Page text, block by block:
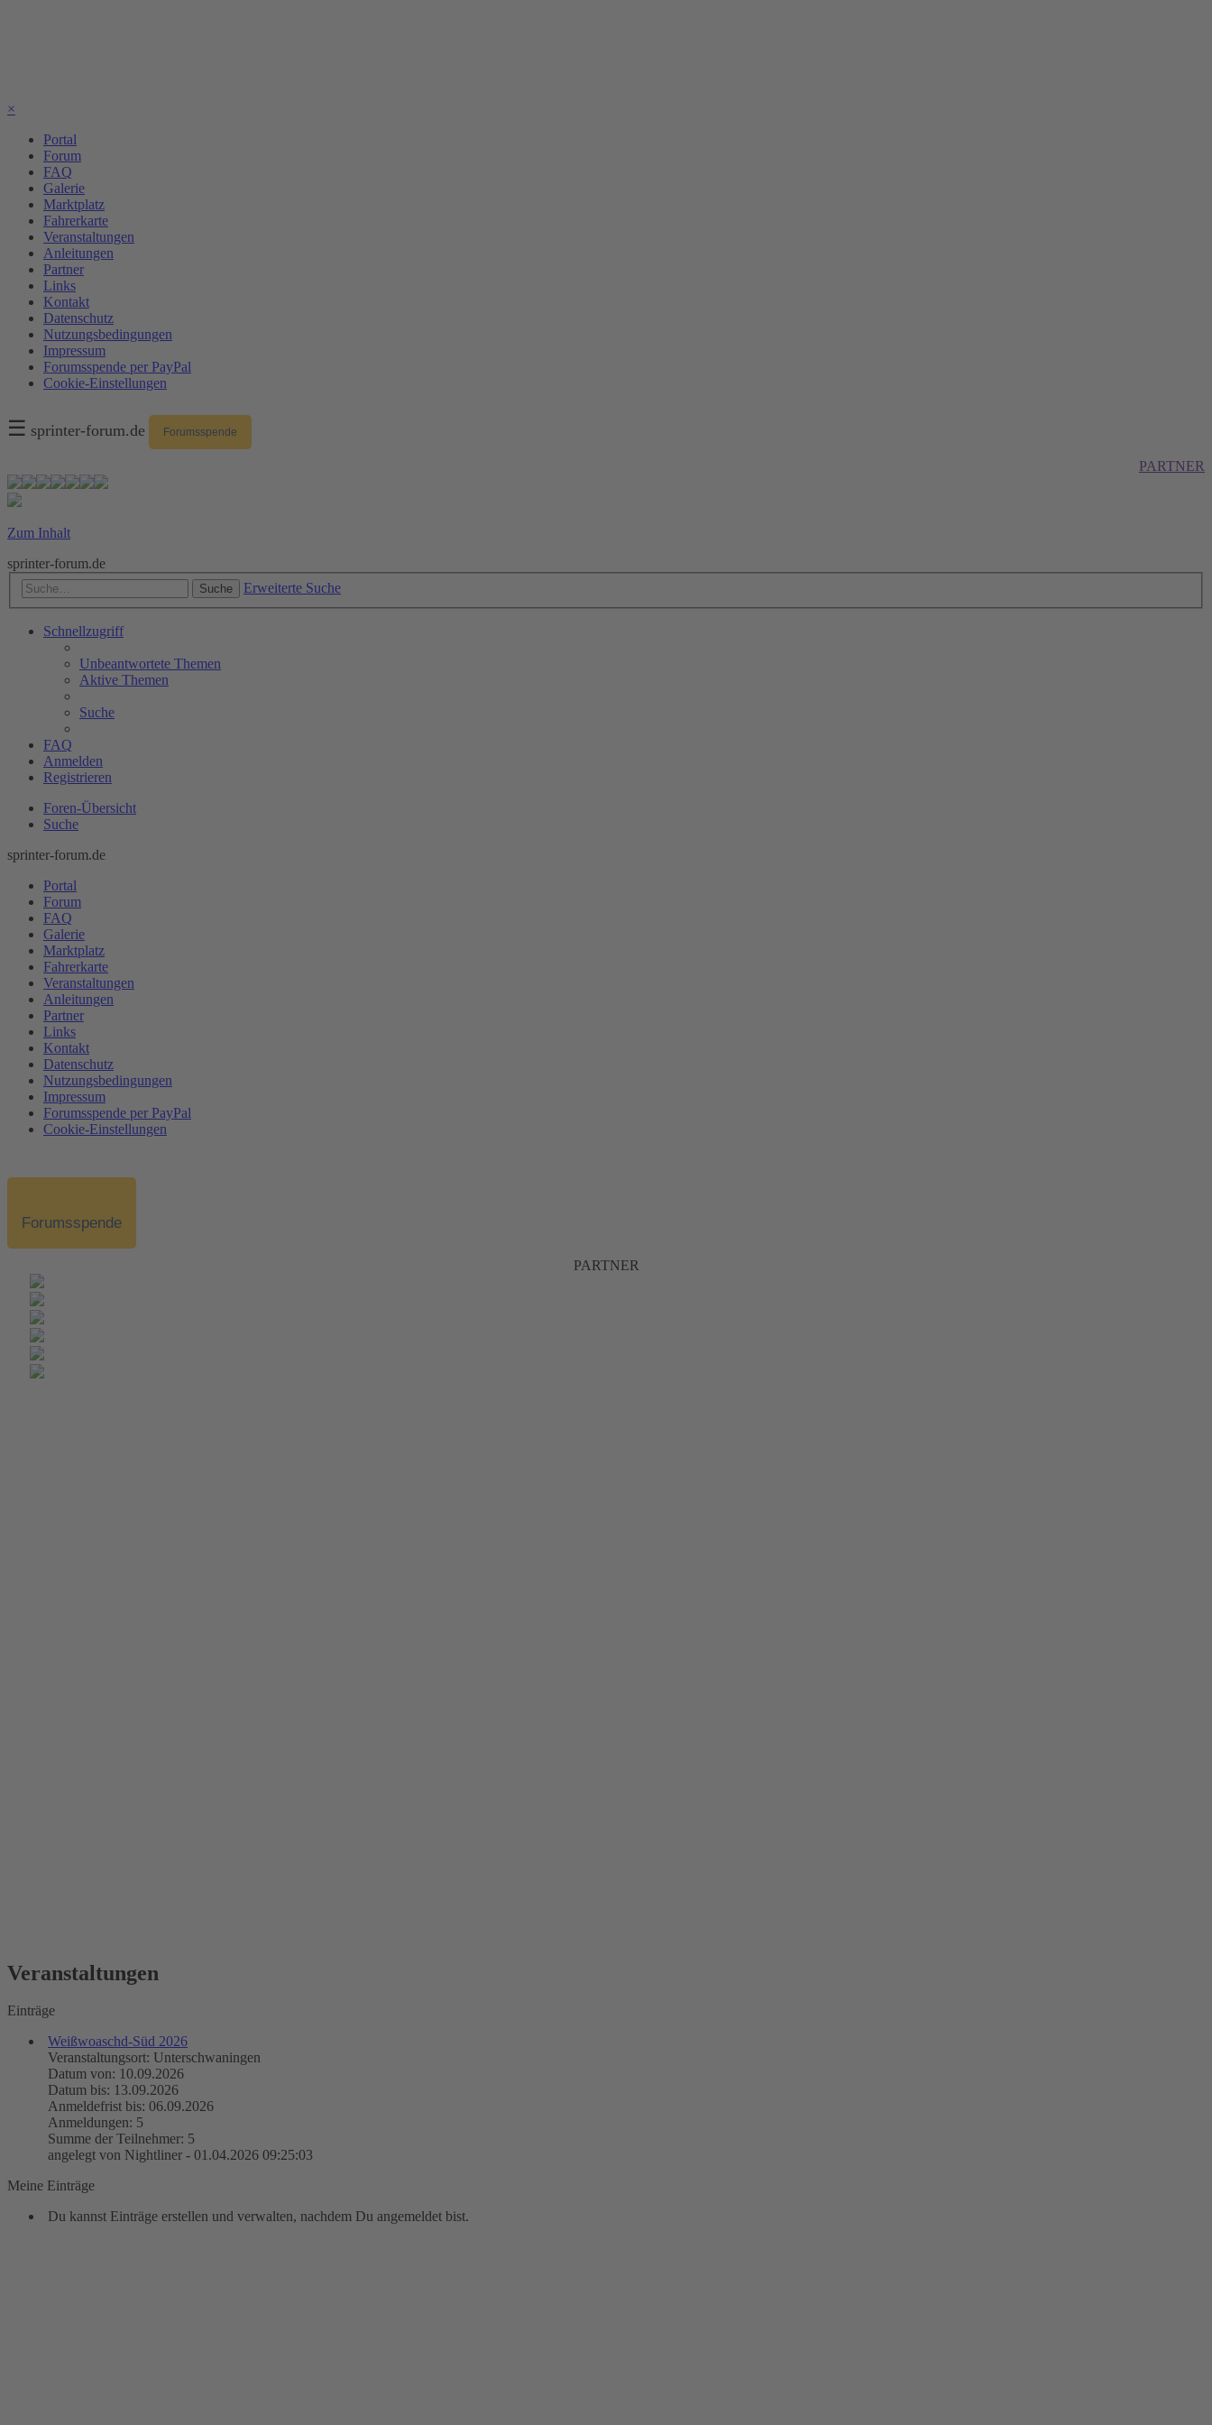
×
Portal
Forum
FAQ
Galerie
Marktplatz
Fahrerkarte
Veranstaltungen
Anleitungen
Partner
Links
Kontakt
Datenschutz
Nutzungsbedingungen
Impressum
Forumsspende per PayPal
Cookie-Einstellungen
☰ sprinter-forum.de Forumsspende
PARTNER
Zum Inhalt
sprinter-forum.de
Suche Erweiterte Suche
Schnellzugriff
Unbeantwortete Themen
Aktive Themen
Suche
FAQ
Anmelden
Registrieren
Foren-Übersicht
Suche
sprinter-forum.de
Portal
Forum
FAQ
Galerie
Marktplatz
Fahrerkarte
Veranstaltungen
Anleitungen
Partner
Links
Kontakt
Datenschutz
Nutzungsbedingungen
Impressum
Forumsspende per PayPal
Cookie-Einstellungen
Forumsspende
PARTNER
Veranstaltungen
Einträge
Weißwoaschd-Süd 2026
Veranstaltungsort: Unterschwaningen
Datum von: 10.09.2026
Datum bis: 13.09.2026
Anmeldefrist bis: 06.09.2026
Anmeldungen: 5
Summe der Teilnehmer: 5
angelegt von Nightliner - 01.04.2026 09:25:03
Meine Einträge
Du kannst Einträge erstellen und verwalten, nachdem Du angemeldet bist.